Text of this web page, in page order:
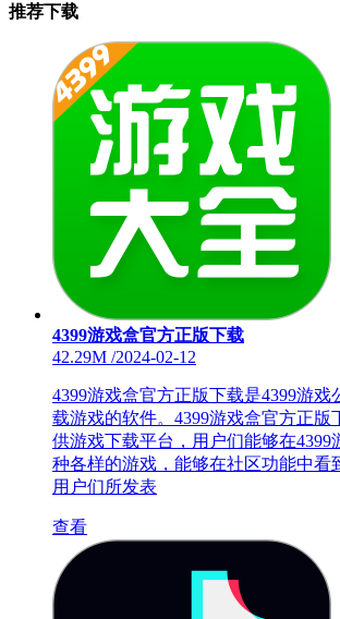
推荐下载
4399游戏盒官方正版下载
42.29M /2024-02-12
4399游戏盒官方正版下载是4399游戏
载游戏的软件。4399游戏盒官方正版
供游戏下载平台，用户们能够在4399
种各样的游戏，能够在社区功能中看
用户们所发表
查看